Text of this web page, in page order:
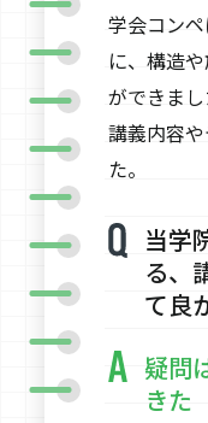
学会コン
に、構造
ができまし
講義内容
た。
当学
る、
て良
疑問
きた